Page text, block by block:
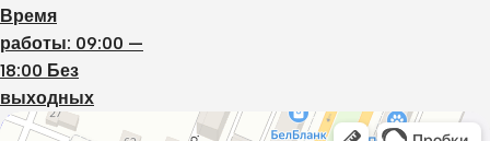
Время
работы: 09:00 —
18:00 Без
выходных
Дистар
Окна в Борисове